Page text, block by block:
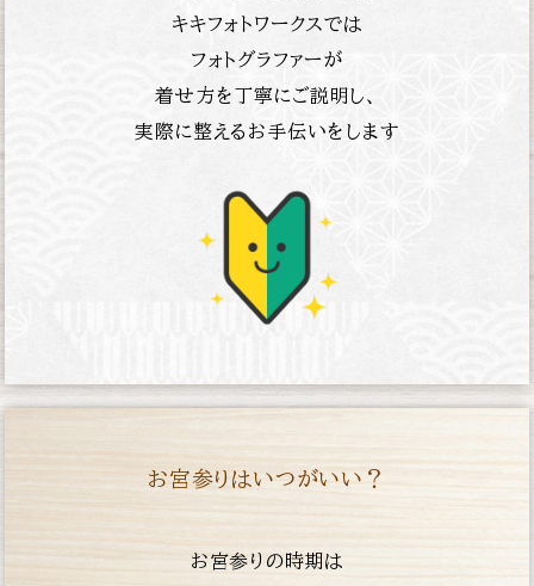
キキフォトワークスでは
フォトグラファーが
着せ方を丁寧にご説明し、
実際に整えるお手伝いをします
お宮参りはいつがいい？
お宮参りの時期は